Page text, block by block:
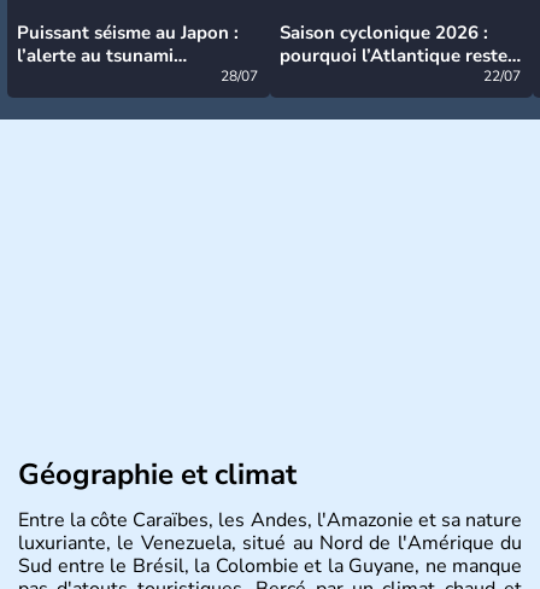
Puissant séisme au Japon :
l’alerte au tsunami
28/07
Saison cyclonique 2026 :
pourquoi l’Atlantique reste
22/07
Géographie et climat
Entre la côte Caraïbes, les Andes, l'Amazonie et sa nature
luxuriante, le Venezuela, situé au Nord de l'Amérique du
Sud entre le Brésil, la Colombie et la Guyane, ne manque